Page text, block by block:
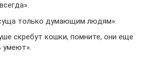
только думающим людям».
скребут кошки, помните, они еще
умеют».